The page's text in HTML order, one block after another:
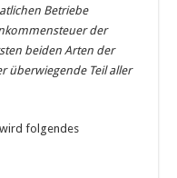
Betriebe
der
beiden Arten der
überwiegende Teil aller
wird folgendes